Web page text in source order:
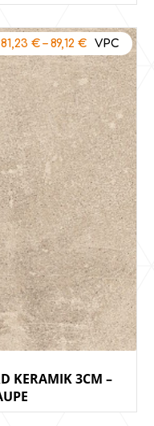
KERAMIK 3CM –
81,23 €– 89,12 €